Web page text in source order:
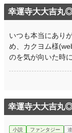
幸運寺大大吉丸
いつも本当にあり
め、カクヨム様
のを気が向いた時
幸運寺大大吉丸
小説 ファンタジー